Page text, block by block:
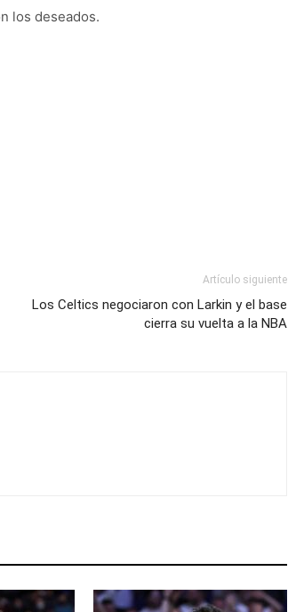
los deseados.
Artículo siguiente
Los Celtics negociaron con Larkin y el base
cierra su vuelta a la NBA